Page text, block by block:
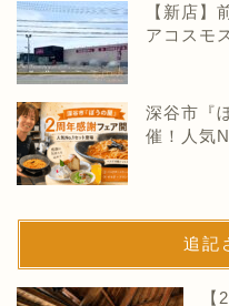
【新店】
アコスモ
深谷市『
催！人気
追記